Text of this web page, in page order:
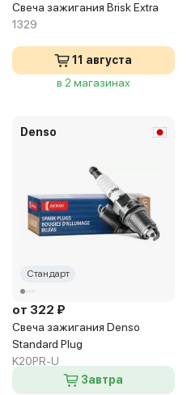
Свеча зажигания Brisk Extra
1329
11 августа
в 2 магазинах
Denso
Стандарт
от 322 ₽
Свеча зажигания Denso
Standard Plug
K20PR-U
Завтра